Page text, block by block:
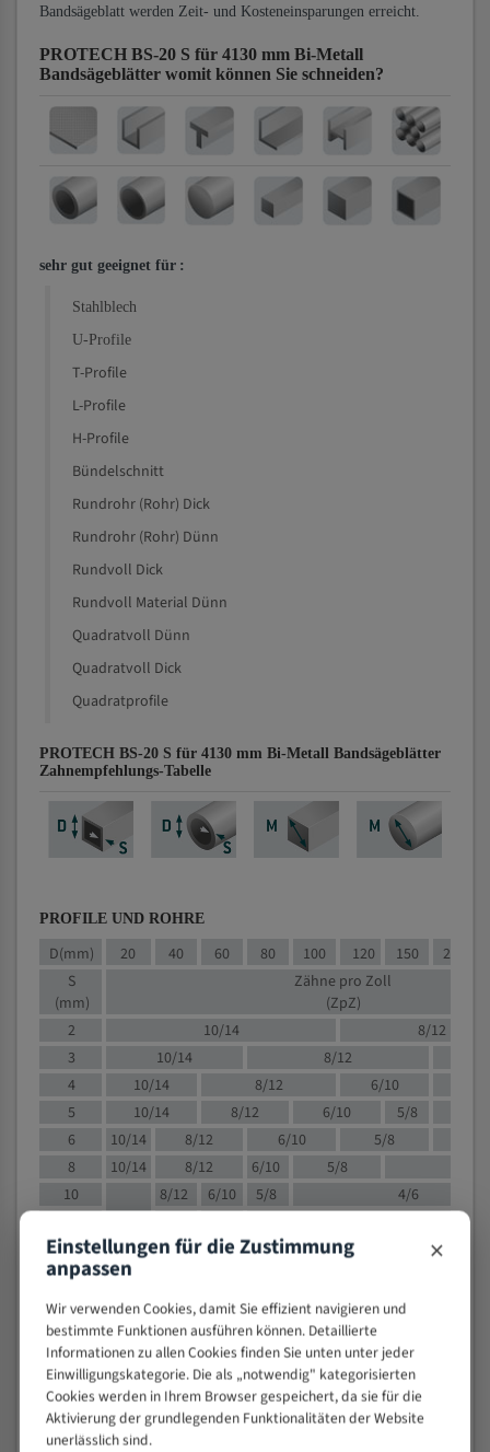
Bandsägeblatt werden Zeit- und Kosteneinsparungen erreicht.
PROTECH BS-20 S für 4130 mm Bi-Metall
Bandsägeblätter womit können Sie schneiden?
sehr gut geeignet für :
Stahlblech
U-Profile
T-Profile
L-Profile
H-Profile
Bündelschnitt
Rundrohr (Rohr) Dick
Rundrohr (Rohr) Dünn
Rundvoll Dick
Rundvoll Material Dünn
Quadratvoll Dünn
Quadratvoll Dick
Quadratprofile
PROTECH BS-20 S für 4130 mm Bi-Metall Bandsägeblätter
Zahnempfehlungs-Tabelle
PROFILE UND ROHRE
D(mm) 20 40 60 80 100 120 150 200
S
(mm)
Zähne pro Zoll
(ZpZ)
2
10/14
8/12
3
10/14 8/12
4
10/14 8/12 6/10
5
10/14 8/12 6/10
5/8
6
10/14 8/12 6/10
5/8
8
10/14 8/12 6/10 5/8
10
8/12 6/10 5/8
4/6
15
8/12 6/10
4/5
20
30
4/5
50
80
> 100
VOLLMATERIAL
Einstellungen für die Zustimmung
anpassen ×
Wir verwenden Cookies, damit Sie effizient navigieren und
bestimmte Funktionen ausführen können. Detaillierte
Informationen zu allen Cookies finden Sie unten unter jeder
Einwilligungskategorie. Die als „notwendig" kategorisierten
Cookies werden in Ihrem Browser gespeichert, da sie für die
Aktivierung der grundlegenden Funktionalitäten der Website
unerlässlich sind.